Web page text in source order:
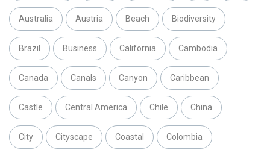
Australia Austria Beach Biodiversity
Brazil Business California Cambodia
Canada Canals Canyon Caribbean
Castle Central America Chile China
City Cityscape Coastal Colombia